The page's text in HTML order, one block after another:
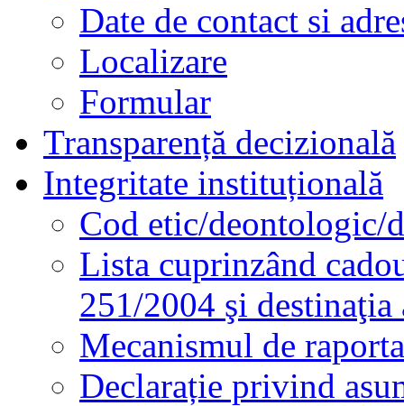
Date de contact si
Localizare
Formular
Transparență decizională
Integritate instituțională
Cod etic/deontologic/
Lista cuprinzând
251/2004 şi destinaţia
Mecanismul de
Declarație privind